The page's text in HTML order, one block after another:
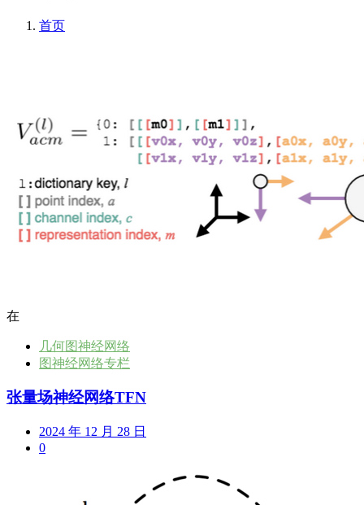
首页
在
几何图神经网络
图神经网络专栏
张量场神经网络TFN
2024 年 12 月 28 日
0